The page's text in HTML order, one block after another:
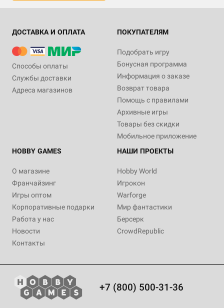
ДОСТАВКА И ОПЛАТА
Способы оплаты
Службы доставки
Адреса магазинов
ПОКУПАТЕЛЯМ
Подобрать игру
Бонусная программа
Информация о заказе
Возврат товара
Помощь с правилами
Архивные игры
Товары без скидки
Мобильное приложение
HOBBY GAMES
О магазине
Франчайзинг
Игры оптом
Корпоративные подарки
Работа у нас
Новости
Контакты
НАШИ ПРОЕКТЫ
Hobby World
Игрокон
Warforge
Мир фантастики
Берсерк
CrowdRepublic
+7 (800) 500-31-36